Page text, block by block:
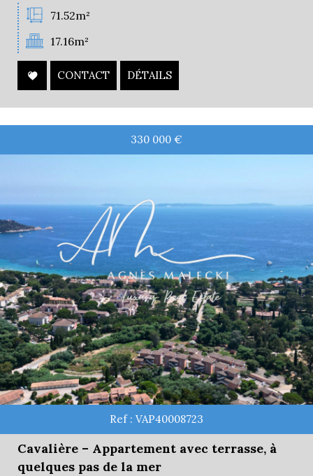
71.52m²
17.16m²
CONTACT DÉTAILS
330 000 €
Ref : VAP40008723
Cavalière – Appartement avec terrasse, à
quelques pas de la mer